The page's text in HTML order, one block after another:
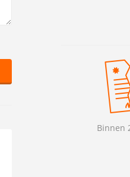
Binnen